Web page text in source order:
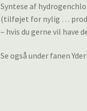
Syntese af
(tilføjet for nylig …
– hvis du gerne vil have
Se også under fanen